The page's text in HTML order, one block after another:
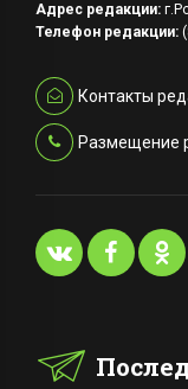
Адрес редакции:
Телефон редакции:
Контакты
Размещение